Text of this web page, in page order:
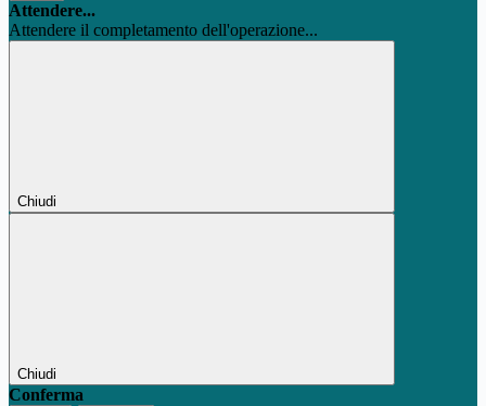
Attendere...
Attendere il completamento dell'operazione...
Chiudi
Chiudi
Conferma